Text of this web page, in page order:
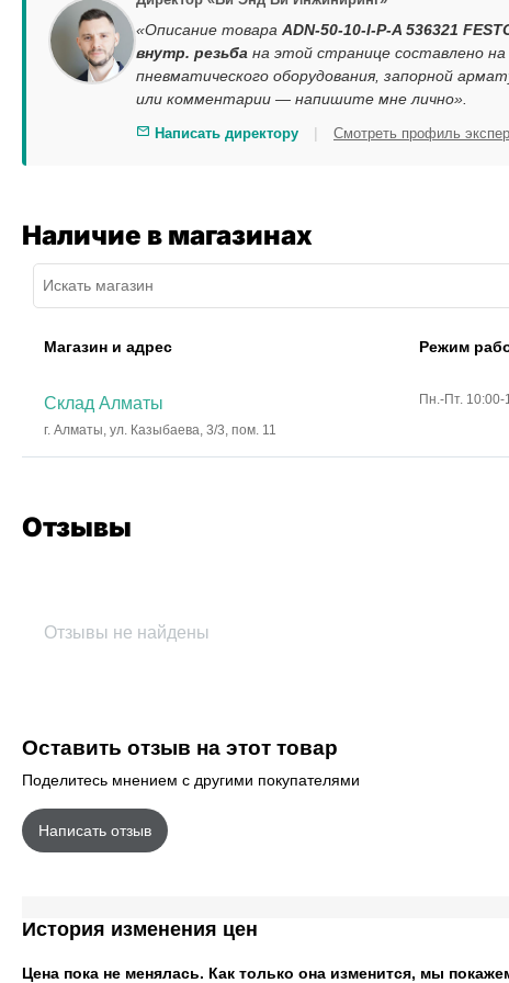
«Описание товара ADN-50-10-I-P-A 536321
внутр. резьба на этой странице составлено
пневматического оборудования, запорной
или комментарии — напишите мне лично».
Написать директору | Смотреть профиль
Наличие в магазинах
Магазин и адрес Режим
Склад Алматы
г. Алматы, ул. Казыбаева, 3/3, пом. 11
Пн.-Пт. 10:00-
Отзывы
Отзывы не найдены
Оставить отзыв на этот товар
Поделитесь мнением с другими покупателями
Написать отзыв
История изменения цен
Цена пока не менялась. Как только она изменится, мы